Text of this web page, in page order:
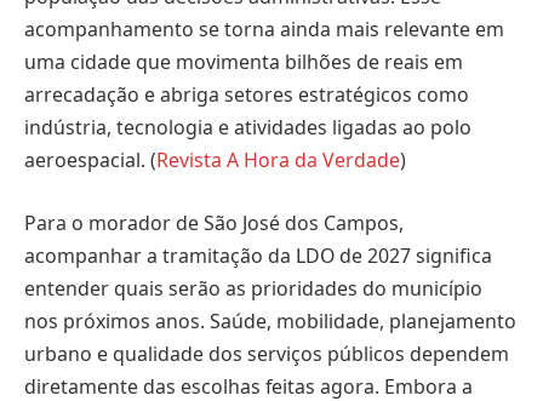
acompanhamento se torna ainda mais relevante em
uma cidade que movimenta bilhões de reais em
arrecadação e abriga setores estratégicos como
indústria, tecnologia e atividades ligadas ao polo
aeroespacial. (Revista A Hora da Verdade)
Para o morador de São José dos Campos,
acompanhar a tramitação da LDO de 2027 significa
entender quais serão as prioridades do município
nos próximos anos. Saúde, mobilidade, planejamento
urbano e qualidade dos serviços públicos dependem
diretamente das escolhas feitas agora. Embora a